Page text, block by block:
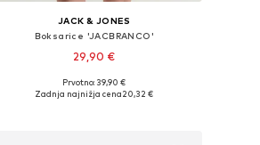
JACK & JONES
Boksarice 'JACBRANCO'
29,90 €
Razpoložljive velikosti: XS, S, M, L, XL, XXL
Prvotno: 39,90 €
Zadnja najnižja cena20,32 €